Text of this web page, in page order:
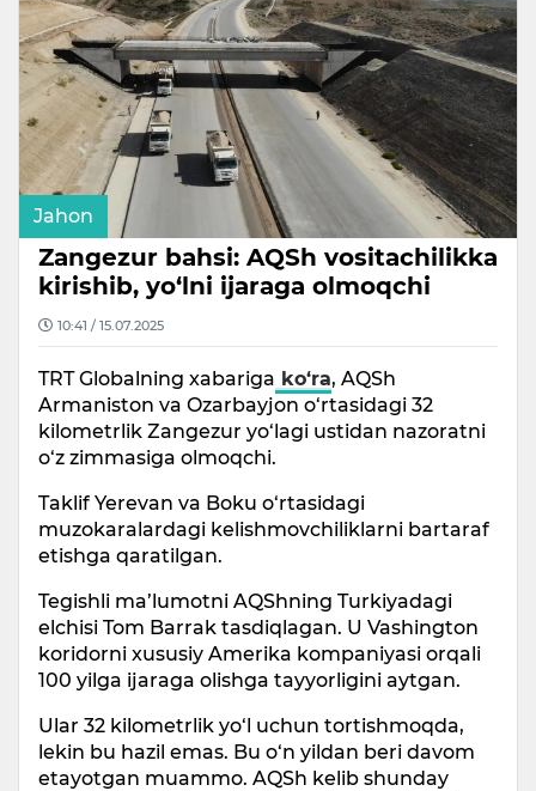
Jahon
Zangezur bahsi: AQSh vositachilikka
kirishib, yo‘lni ijaraga olmoqchi
10:41 / 15.07.2025
TRT Globalning xabariga ko‘ra, AQSh
Armaniston va Ozarbayjon o‘rtasidagi 32
kilometrlik Zangezur yo‘lagi ustidan nazoratni
o‘z zimmasiga olmoqchi.
Taklif Yerevan va Boku o‘rtasidagi
muzokaralardagi kelishmovchiliklarni bartaraf
etishga qaratilgan.
Tegishli ma’lumotni AQShning Turkiyadagi
elchisi Tom Barrak tasdiqlagan. U Vashington
koridorni xususiy Amerika kompaniyasi orqali
100 yilga ijaraga olishga tayyorligini aytgan.
Ular 32 kilometrlik yo‘l uchun tortishmoqda,
lekin bu hazil emas. Bu o‘n yildan beri davom
etayotgan muammo. AQSh kelib shunday